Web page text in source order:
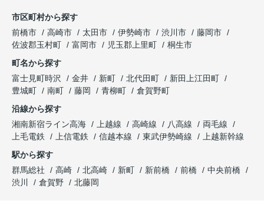
市区町村から探す
前橋市
高崎市 太田市 伊勢崎市 渋川市
藤岡市
佐波郡玉村町
富岡市 児玉郡上里町
桐生市
町名から探す
富士見町時沢
金井 新町 北代田町
新田上江田町
豊城町
南町 藤岡 青柳町
倉賀野町
沿線から探す
湘南新宿ライン高海
上越線 高崎線 八高線
両毛線
上毛電鉄
上信電鉄 信越本線 東武伊勢崎線
上越新幹線
駅から探す
群馬総社
高崎 北高崎 新町 新前橋 前橋
中央前橋
渋川
倉賀野 北藤岡